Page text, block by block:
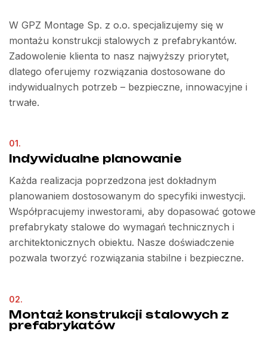
W GPZ Montage Sp. z o.o. specjalizujemy się w
montażu konstrukcji stalowych z prefabrykantów.
Zadowolenie klienta to nasz najwyższy priorytet,
dlatego oferujemy rozwiązania dostosowane do
indywidualnych potrzeb – bezpieczne, innowacyjne i
trwałe.
01.
Indywidualne planowanie
Każda realizacja poprzedzona jest dokładnym
planowaniem dostosowanym do specyfiki inwestycji.
Współpracujemy inwestorami, aby dopasować gotowe
prefabrykaty stalowe do wymagań technicznych i
architektonicznych obiektu. Nasze doświadczenie
pozwala tworzyć rozwiązania stabilne i bezpieczne.
02.
Montaż konstrukcji stalowych z
prefabrykatów